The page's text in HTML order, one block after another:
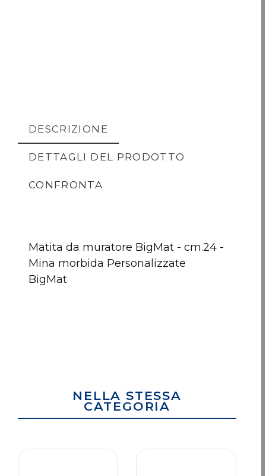
DESCRIZIONE
DETTAGLI DEL PRODOTTO
CONFRONTA
Matita da muratore BigMat - cm.24 -
Mina morbida Personalizzate
BigMat
Nessun articolo da
NELLA STESSA
CATEGORIA